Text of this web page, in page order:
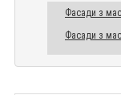
Фасади з
Фасади з